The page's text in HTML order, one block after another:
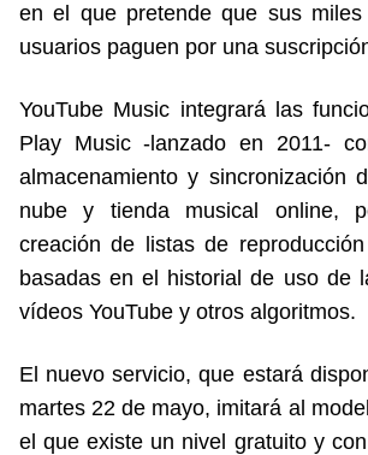
en el que pretende que sus
usuarios paguen por una
YouTube Music integrará las
Play Music -lanzado en 2011-
almacenamiento y sincronización
nube y tienda musical online,
creación de listas de
basadas en el historial de uso de
vídeos YouTube y otros algoritmos.
El nuevo servicio, que estará
martes 22 de mayo, imitará al
el que existe un nivel gratuito y